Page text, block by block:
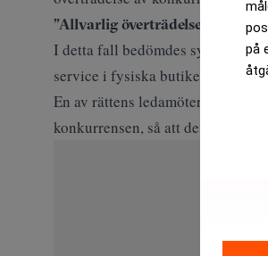
på
”Allvarlig överträdelse”
I detta fall bedömdes syftet med
service i fysiska butiker.
En av rättens ledamöter var
konkurrensen, så att det inte kan